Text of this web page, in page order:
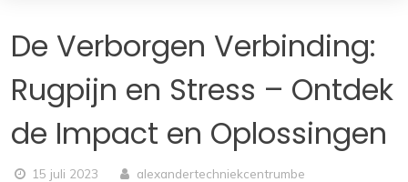
De Verborgen Verbinding:
Rugpijn en Stress – Ontdek
de Impact en Oplossingen
15 juli 2023
alexandertechniekcentrumbe